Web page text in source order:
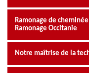
Ramonage de
Ramonage Occitanie
Notre maîtrise de la